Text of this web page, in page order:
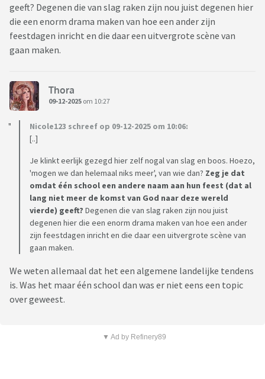
geeft? Degenen die van slag raken zijn nou juist degenen hier
die een enorm drama maken van hoe een ander zijn
feestdagen inricht en die daar een uitvergrote scène van
gaan maken.
Thora
09-12-2025 om 10:27
Nicole123 schreef op 09-12-2025 om 10:06:
[..]
Je klinkt eerlijk gezegd hier zelf nogal van slag en boos. Hoezo,
'mogen we dan helemaal niks meer', van wie dan? Zeg je dat
omdat één school een andere naam aan hun feest (dat al
lang niet meer de komst van God naar deze wereld
vierde) geeft? Degenen die van slag raken zijn nou juist
degenen hier die een enorm drama maken van hoe een ander
zijn feestdagen inricht en die daar een uitvergrote scène van
gaan maken.
We weten allemaal dat het een algemene landelijke tendens
is. Was het maar één school dan was er niet eens een topic
over geweest.
▼ Ad by Refinery89